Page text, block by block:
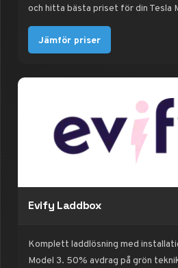
och hitta bästa priset för din Tesla
Jämför priser
Evify Laddbox
Komplett laddlösning med
Model 3. 50% avdrag på grön